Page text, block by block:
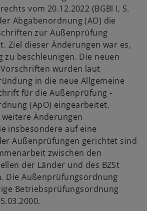
vom 20.12.2022 (BGBl I, S.
Abgabenordnung (AO) die
zur Außenprüfung
Ziel dieser Änderungen war es,
zu beschleunigen. Die neuen
wurden laut
in die neue Allgemeine
für die Außenprüfung -
(ApO) eingearbeitet.
Änderungen
insbesondere auf eine
Außenprüfungen gerichtet sind
zwischen den
der Länder und des BZSt
Die Außenprüfungsordnung
Betriebsprüfungsordnung